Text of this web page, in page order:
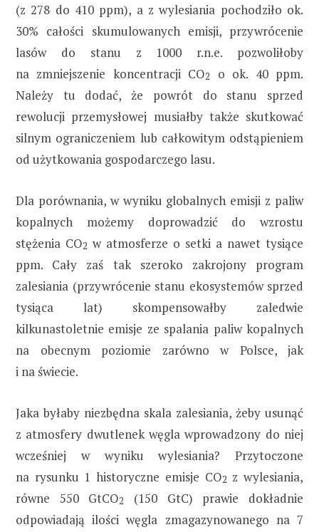
(z 278 do 410 ppm), a z wylesiania pochodziło ok.
30% całości skumulowanych emisji, przywrócenie
lasów do stanu z 1000 r.n.e. pozwoliłoby
na zmniejszenie koncentracji CO2
o ok. 40 ppm.
Należy tu dodać, że powrót do stanu sprzed
rewolucji przemysłowej musiałby także skutkować
silnym ograniczeniem lub całkowitym odstąpieniem
od użytkowania gospodarczego lasu.
Dla porównania, w wyniku globalnych emisji z paliw
kopalnych możemy doprowadzić do wzrostu
stężenia CO2 w atmosferze o setki a nawet tysiące
ppm. Cały zaś tak szeroko zakrojony program
zalesiania (przywrócenie stanu ekosystemów sprzed
tysiąca lat) skompensowałby zaledwie
kilkunastoletnie emisje ze spalania paliw kopalnych
na obecnym poziomie zarówno w Polsce, jak
i na świecie.
Jaka byłaby niezbędna skala zalesiania, żeby usunąć
z atmosfery dwutlenek węgla wprowadzony do niej
wcześniej w wyniku wylesiania? Przytoczone
na rysunku 1 historyczne emisje CO2 z wylesiania,
równe 550 GtCO2
(150 GtC) prawie dokładnie
odpowiadają ilości węgla zmagazynowanego na 7